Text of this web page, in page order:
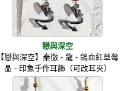
戀與深空
【戀與深空】秦徹 - 龍 - 鴿血紅草莓
晶 - 印象手作耳飾（可改耳夾）